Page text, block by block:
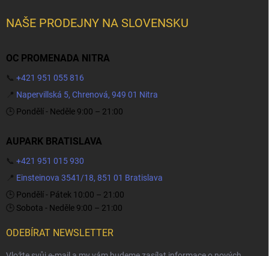
NAŠE PRODEJNY NA SLOVENSKU
OC PROMENADA NITRA
📞 +421 951 055 816
📍 Napervillská 5, Chrenová, 949 01 Nitra
🕒 Pondělí - Neděle 9:00 – 21:00
AUPARK BRATISLAVA
📞 +421 951 015 930
📍 Einsteinova 3541/18, 851 01 Bratislava
🕒 Pondělí - Pátek 10:00 – 21:00
🕒 Sobota - Neděle 9:00 – 21:00
ODEBÍRAT NEWSLETTER